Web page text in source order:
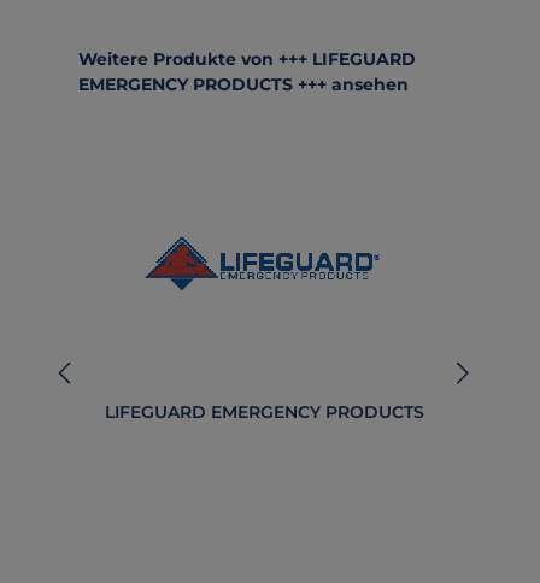
Produktgalerie überspringen
Weitere Produkte von +++ LIFEGUARD
EMERGENCY PRODUCTS +++ ansehen
LIFEGUARD EMERGENCY PRODUCTS